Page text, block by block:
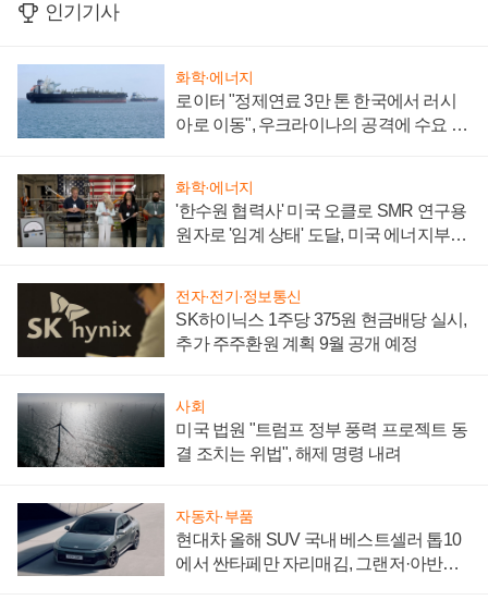
인기기사
화학·에너지
로이터 "정제연료 3만 톤 한국에서 러시
아로 이동", 우크라이나의 공격에 수요 늘
화학·에너지
'한수원 협력사' 미국 오클로 SMR 연구용
원자로 '임계 상태' 도달, 미국 에너지부
전자·전기·정보통신
SK하이닉스 1주당 375원 현금배당 실시,
추가 주주환원 계획 9월 공개 예정
사회
미국 법원 "트럼프 정부 풍력 프로젝트 동
결 조치는 위법", 해제 명령 내려
자동차·부품
현대차 올해 SUV 국내 베스트셀러 톱10
에서 싼타페만 자리매김, 그랜저·아반떼